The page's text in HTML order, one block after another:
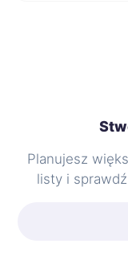
Planujesz
listy i